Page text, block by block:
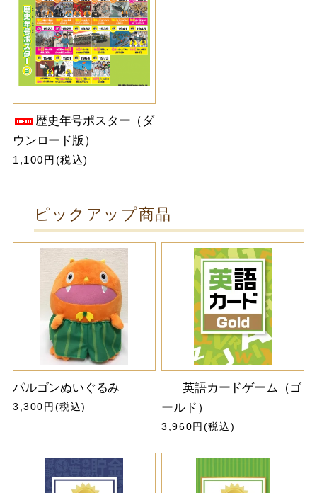
歴史年号ポスター（ダ
ウンロード版）
1,100円(税込)
ピックアップ商品
パルゴンぬいぐるみ
3,300円(税込)
英語カードゲーム（ゴ
ールド）
3,960円(税込)